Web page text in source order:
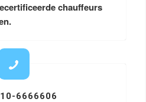
chauffeurs
6666606